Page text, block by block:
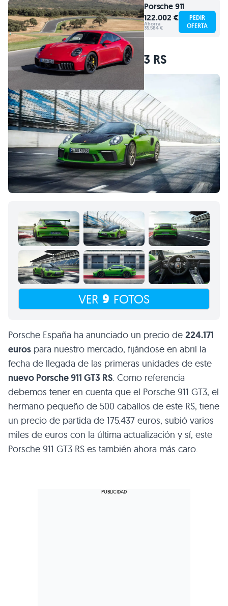
Porsche911
122.002 €
Ahorra
35.584 €
PEDIR
OFERTA
Precio del Porsche 911 GT3 RS
VER 9 FOTOS
Porsche España ha anunciado un precio de 224.171
euros para nuestro mercado, fijándose en abril la
fecha de llegada de las primeras unidades de este
nuevo Porsche 911 GT3 RS. Como referencia
debemos tener en cuenta que el Porsche 911 GT3, el
hermano pequeño de 500 caballos de este RS, tiene
un precio de partida de 175.437 euros, subió varios
miles de euros con la última actualización y sí, este
Porsche 911 GT3 RS es también ahora más caro.